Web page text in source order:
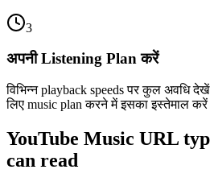
3
अपनी Listening Plan करें
विभिन्न playback speeds पर कुल अवधि
लिए music plan करने में इसका इस्तेमाल
YouTube Music URL
can read